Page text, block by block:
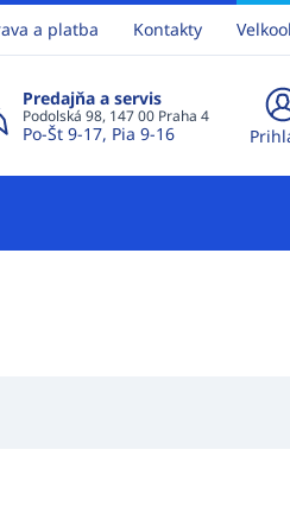
a platba Kontakty
Predajňa a servis
Podolská 98, 147 00 Praha 4
Po-Št 9-17, Pia 9-16